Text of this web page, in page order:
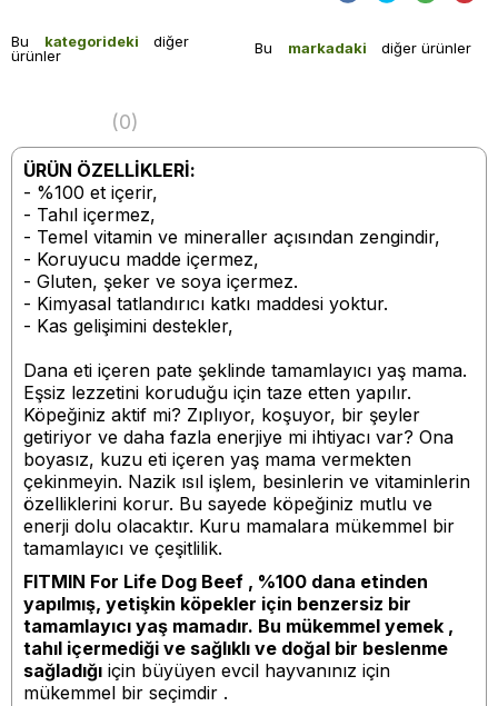
Bu kategorideki
diğer
ürünler
Bu markadaki diğer ürünler
(0)
ÜRÜN ÖZELLİKLERİ:
- %100 et içerir,
- Tahıl içermez,
- Temel vitamin ve mineraller açısından zengindir,
- Koruyucu madde içermez,
- Gluten, şeker ve soya içermez.
- Kimyasal tatlandırıcı katkı maddesi yoktur.
- Kas gelişimini destekler,
Dana eti içeren pate şeklinde tamamlayıcı yaş mama.
Eşsiz lezzetini koruduğu için taze etten yapılır.
Köpeğiniz aktif mi? Zıplıyor, koşuyor, bir şeyler
getiriyor ve daha fazla enerjiye mi ihtiyacı var? Ona
boyasız, kuzu eti içeren yaş mama vermekten
çekinmeyin. Nazik ısıl işlem, besinlerin ve vitaminlerin
özelliklerini korur. Bu sayede köpeğiniz mutlu ve
enerji dolu olacaktır. Kuru mamalara mükemmel bir
tamamlayıcı ve çeşitlilik.
FITMIN For Life Dog Beef , %100 dana etinden
yapılmış, yetişkin köpekler için benzersiz bir
tamamlayıcı yaş mamadır. Bu mükemmel yemek ,
tahıl içermediği ve sağlıklı ve doğal bir beslenme
sağladığı için büyüyen evcil hayvanınız için
mükemmel bir seçimdir .